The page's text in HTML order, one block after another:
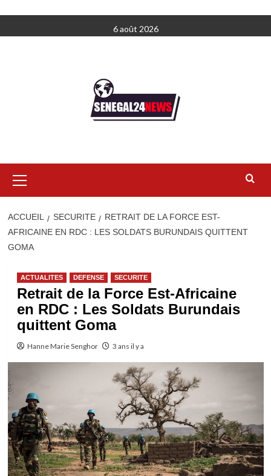
au
6 août 2026
principal
ACCUEIL SECURITE
RETRAIT DE LA FORCE EST-
AFRICAINE EN RDC : LES SOLDATS BURUNDAIS QUITTENT
GOMA
ACTUALITES DEFENSE SECURITE
Retrait de la Force Est-Africaine
en RDC : Les Soldats Burundais
quittent Goma
Hanne Marie Senghor 3 ans il y a